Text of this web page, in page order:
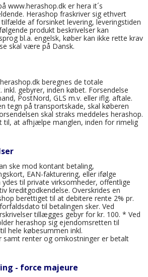
www.herashop.dk er hera it´s
Herashop fraskriver sig ethvert
af forsinket levering, leveringstiden
produkt beskrivelser kan
bl.a. engelsk, køber kan ikke rette krav
skal være på Dansk.
beregnes de totale
gebyrer, inden købet. Forsendelse
PostNord, GLS m.v. eller iflg. aftale.
tegn på transportskade, skal køberen
skal straks meddeles herashop.
til, at afhjælpe manglen, inden for rimelig
ske mod kontant betaling,
EAN-fakturering, eller ifølge
til private virksomheder, offentlige
kreditgodkendelse. Overskrides en
berettiget til at debitere rente 2% pr.
til betalingen sker. Ved
tillægges gebyr for kr. 100. * Ved
herashop sig ejendomsretten til
hele købesummen inkl.
samt renter og omkostninger er betalt
- force majeure